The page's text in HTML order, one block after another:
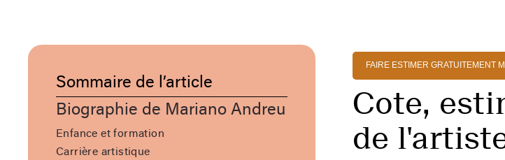
Sommaire de l’article
Biographie de Mariano Andreu
Enfance et formation
Carrière artistique
FAIRE ESTIMER GRATUITEMENT
Cote,
de